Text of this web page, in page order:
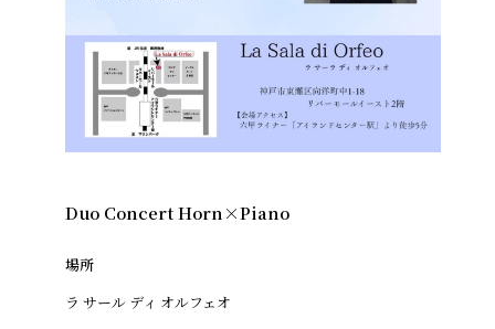
Duo Concert Horn×Piano
場所
ラ サール ディ オルフェオ